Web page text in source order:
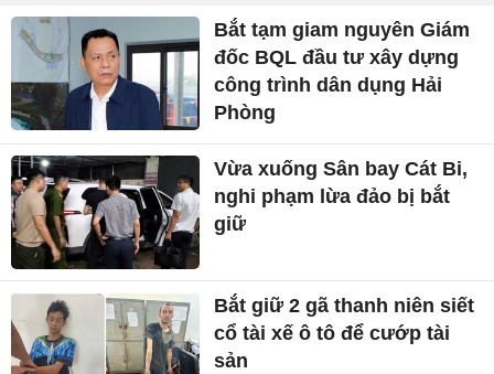
Bắt tạm giam nguyên Giám
đốc BQL đầu tư xây dựng
công trình dân dụng Hải
Phòng
Vừa xuống Sân bay Cát Bi,
nghi phạm lừa đảo bị bắt
giữ
Bắt giữ 2 gã thanh niên siết
cổ tài xế ô tô để cướp tài
sản